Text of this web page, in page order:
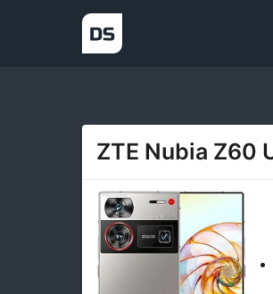
ZTE Nubia Z60